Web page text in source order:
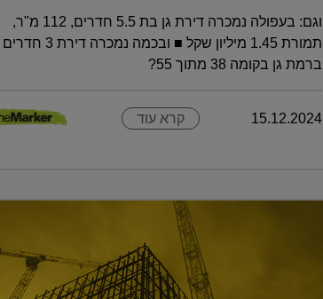
וגם: בעפולה נמכרה דירת גן בת 5.5 חדרים, 112 מ"ר,
תמורת 1.45 מיליון שקל ■ ובכמה נמכרה דירת 3 חדרים
ברמת גן בקומה 38 מתוך 55?
15.12.2024 קרא עוד